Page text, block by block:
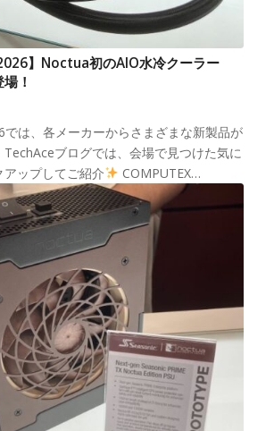
2026】Noctua初のAIO水冷クーラー
！
では、各メーカーからさまざまな新製品が
ブログでは、会場で見つけた気に
ップしてご紹介
COMPUTEX…